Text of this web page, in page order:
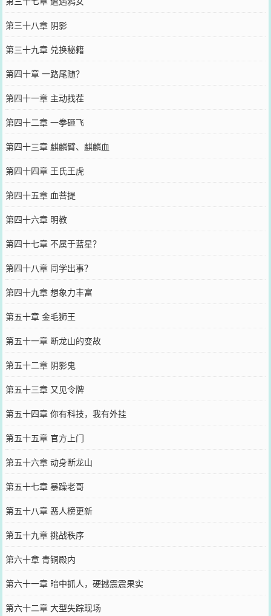
第三十八章 阴影
第三十九章 兑换秘籍
第四十章 一路尾随？
第四十一章 主动找茬
第四十二章 一拳砸飞
第四十三章 麒麟臂、麒麟血
第四十四章 王氏王虎
第四十五章 血菩提
第四十六章 明教
第四十七章 不属于蓝星？
第四十八章 同学出事？
第四十九章 想象力丰富
第五十章 金毛狮王
第五十一章 断龙山的变故
第五十二章 阴影鬼
第五十三章 又见令牌
第五十四章 你有科技，我有外挂
第五十五章 官方上门
第五十六章 动身断龙山
第五十七章 暴躁老哥
第五十八章 恶人榜更新
第五十九章 挑战秩序
第六十章 青铜殿内
第六十一章 暗中抓人，硬撼震震果实
第六十二章 大型失踪现场